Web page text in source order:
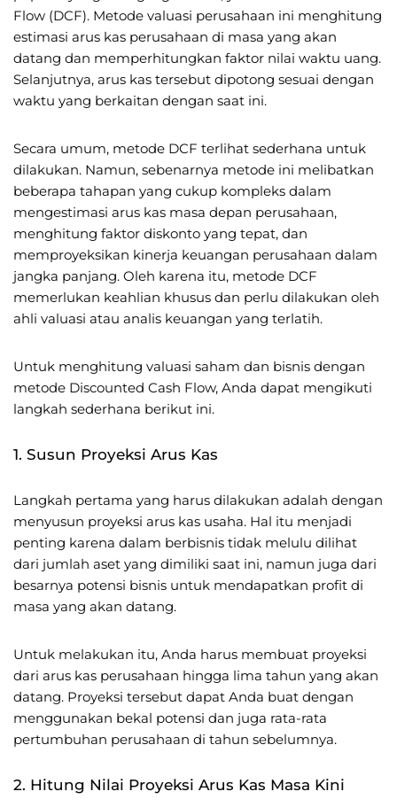
Flow (DCF). Metode valuasi perusahaan ini menghitung
estimasi arus kas perusahaan di masa yang akan
datang dan memperhitungkan faktor nilai waktu uang.
Selanjutnya, arus kas tersebut dipotong sesuai dengan
waktu yang berkaitan dengan saat ini.
Secara umum, metode DCF terlihat sederhana untuk
dilakukan. Namun, sebenarnya metode ini melibatkan
beberapa tahapan yang cukup kompleks dalam
mengestimasi arus kas masa depan perusahaan,
menghitung faktor diskonto yang tepat, dan
memproyeksikan kinerja keuangan perusahaan dalam
jangka panjang. Oleh karena itu, metode DCF
memerlukan keahlian khusus dan perlu dilakukan oleh
ahli valuasi atau analis keuangan yang terlatih.
Untuk menghitung valuasi saham dan bisnis dengan
metode Discounted Cash Flow, Anda dapat mengikuti
langkah sederhana berikut ini.
1. Susun Proyeksi Arus Kas
Langkah pertama yang harus dilakukan adalah dengan
menyusun proyeksi arus kas usaha. Hal itu menjadi
penting karena dalam berbisnis tidak melulu dilihat
dari jumlah aset yang dimiliki saat ini, namun juga dari
besarnya potensi bisnis untuk mendapatkan profit di
masa yang akan datang.
Untuk melakukan itu, Anda harus membuat proyeksi
dari arus kas perusahaan hingga lima tahun yang akan
datang. Proyeksi tersebut dapat Anda buat dengan
menggunakan bekal potensi dan juga rata-rata
pertumbuhan perusahaan di tahun sebelumnya.
2. Hitung Nilai Proyeksi Arus Kas Masa Kini